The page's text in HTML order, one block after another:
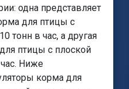
одна представляет
для птицы с
тонн в час, а другая
птицы с плоской
Ниже
корма для